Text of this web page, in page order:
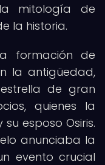
mitología de
la historia.
formación de
la antigüedad,
de gran
quienes la
esposo Osiris.
anunciaba la
evento crucial